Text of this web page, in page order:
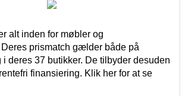
alt inden for møbler og
prismatch gælder både på
deres 37 butikker. De tilbyder desuden
finansiering. Klik her for at se